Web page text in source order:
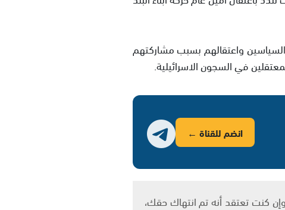
واعتقالهم بسبب مشاركتهم
في السجون الاسرائيلية.
انضم للقناة ←
المواد وفقًا للمادة 27 أ من قانون حقوق التأليف والنشر 2007، وإن كنت تعتقد أنه تم انتهاك حقك،